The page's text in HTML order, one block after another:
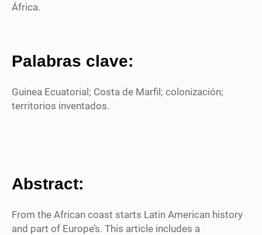
África.
Palabras clave:
Guinea Ecuatorial; Costa de Marfil; colonización;
territorios inventados.
Abstract:
From the African coast starts Latin American history
and part of Europe’s. This article includes a